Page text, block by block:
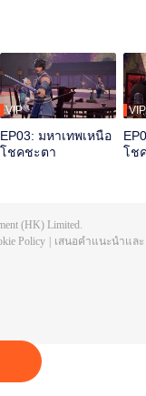
VIP
EP03: มหาเทพเหนือ
โชคชะตา
VIP
โช
(HK) Limited.
Policy
เสนอคำแนะนำและ